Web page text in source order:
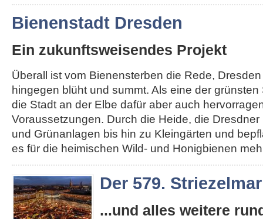
Bienenstadt Dresden
Ein zukunftsweisendes Projekt
Überall ist vom Bienensterben die Rede, Dresden
hingegen blüht und summt. Als eine der
die Stadt an der Elbe dafür aber auch
Voraussetzungen. Durch die Heide, die
und Grünanlagen bis hin zu Kleingärten und
es für die heimischen Wild- und Honigbienen
Der 579.
...und alles weitere